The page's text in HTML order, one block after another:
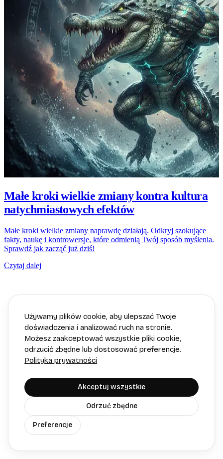
Używamy plików cookie, aby ulepszać Twoje
doświadczenia i analizować ruch na stronie.
Możesz zaakceptować wszystkie pliki cookie,
odrzucić zbędne lub dostosować preferencje.
Polityka prywatności
Akceptuj wszystkie
Odrzuć zbędne
Preferencje
Małe kroki wielkie zmiany kontra kultura
natychmiastowych efektów
Małe kroki wielkie zmiany naprawdę działają. Odkryj szokujące
fakty, naukę i kontrowersje, które odmienią Twój sposób myślenia.
Sprawdź jak zacząć już dziś!
Czytaj dalej